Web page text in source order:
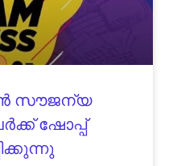
സൗജന്യ
ഷോപ്പ്